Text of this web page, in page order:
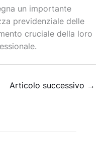
un importante
previdenziale delle
cruciale della loro
Articolo successivo →